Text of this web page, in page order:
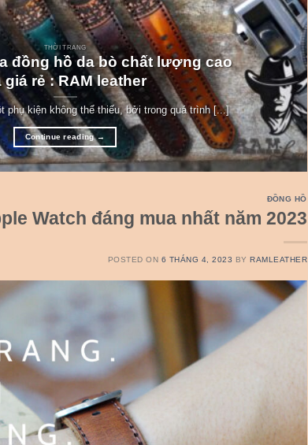
THỜI TRANG
đồng hồ da bò chất lượng cao
giá rẻ : RAM leather
phụ kiện không thể thiếu, bởi trong quá trình [...]
Continue reading→
ĐỒNG HỒ
Watch đáng mua nhất năm 2023
POSTED ON 6 THÁNG 4, 2023 BYRAMLEATHER